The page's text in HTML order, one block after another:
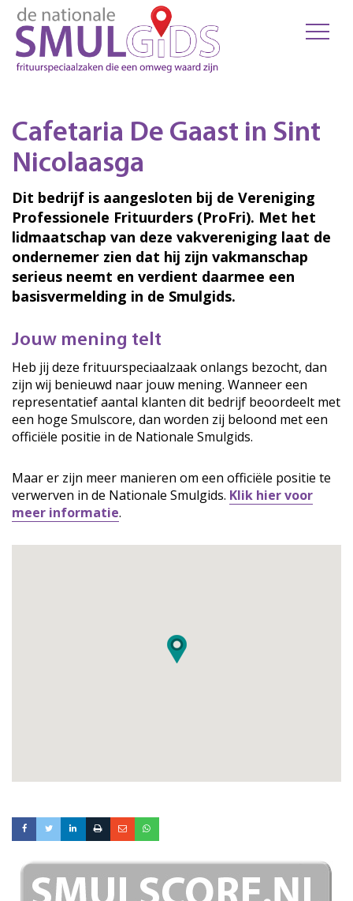
Cafetaria De Gaast in Sint
Nicolaasga
Dit bedrijf is aangesloten bij de Vereniging
Professionele Frituurders (ProFri). Met het
lidmaatschap van deze vakvereniging laat de
ondernemer zien dat hij zijn vakmanschap
serieus neemt en verdient daarmee een
basisvermelding in de Smulgids.
Jouw mening telt
Heb jij deze frituurspeciaalzaak onlangs bezocht, dan
zijn wij benieuwd naar jouw mening. Wanneer een
representatief aantal klanten dit bedrijf beoordeelt met
een hoge Smulscore, dan worden zij beloond met een
officiële positie in de Nationale Smulgids.
Maar er zijn meer manieren om een officiële positie te
verwerven in de Nationale Smulgids. Klik hier voor
meer informatie.